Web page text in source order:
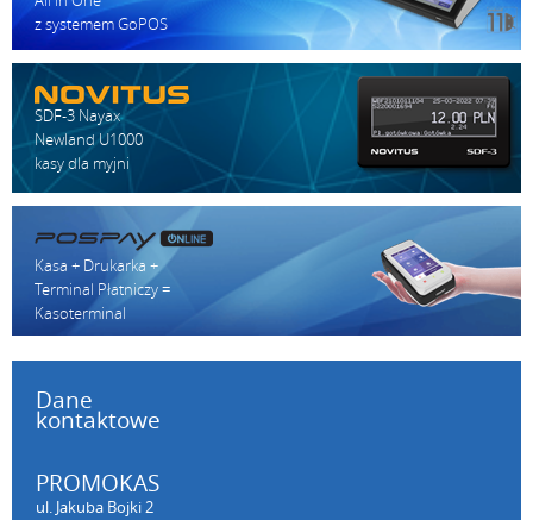
z systemem GoPOS
SDF-3 Nayax
Newland U1000
kasy dla myjni
Kasa + Drukarka +
Terminal Płatniczy =
Kasoterminal
Dane
kontaktowe
PROMOKAS
ul. Jakuba Bojki 2